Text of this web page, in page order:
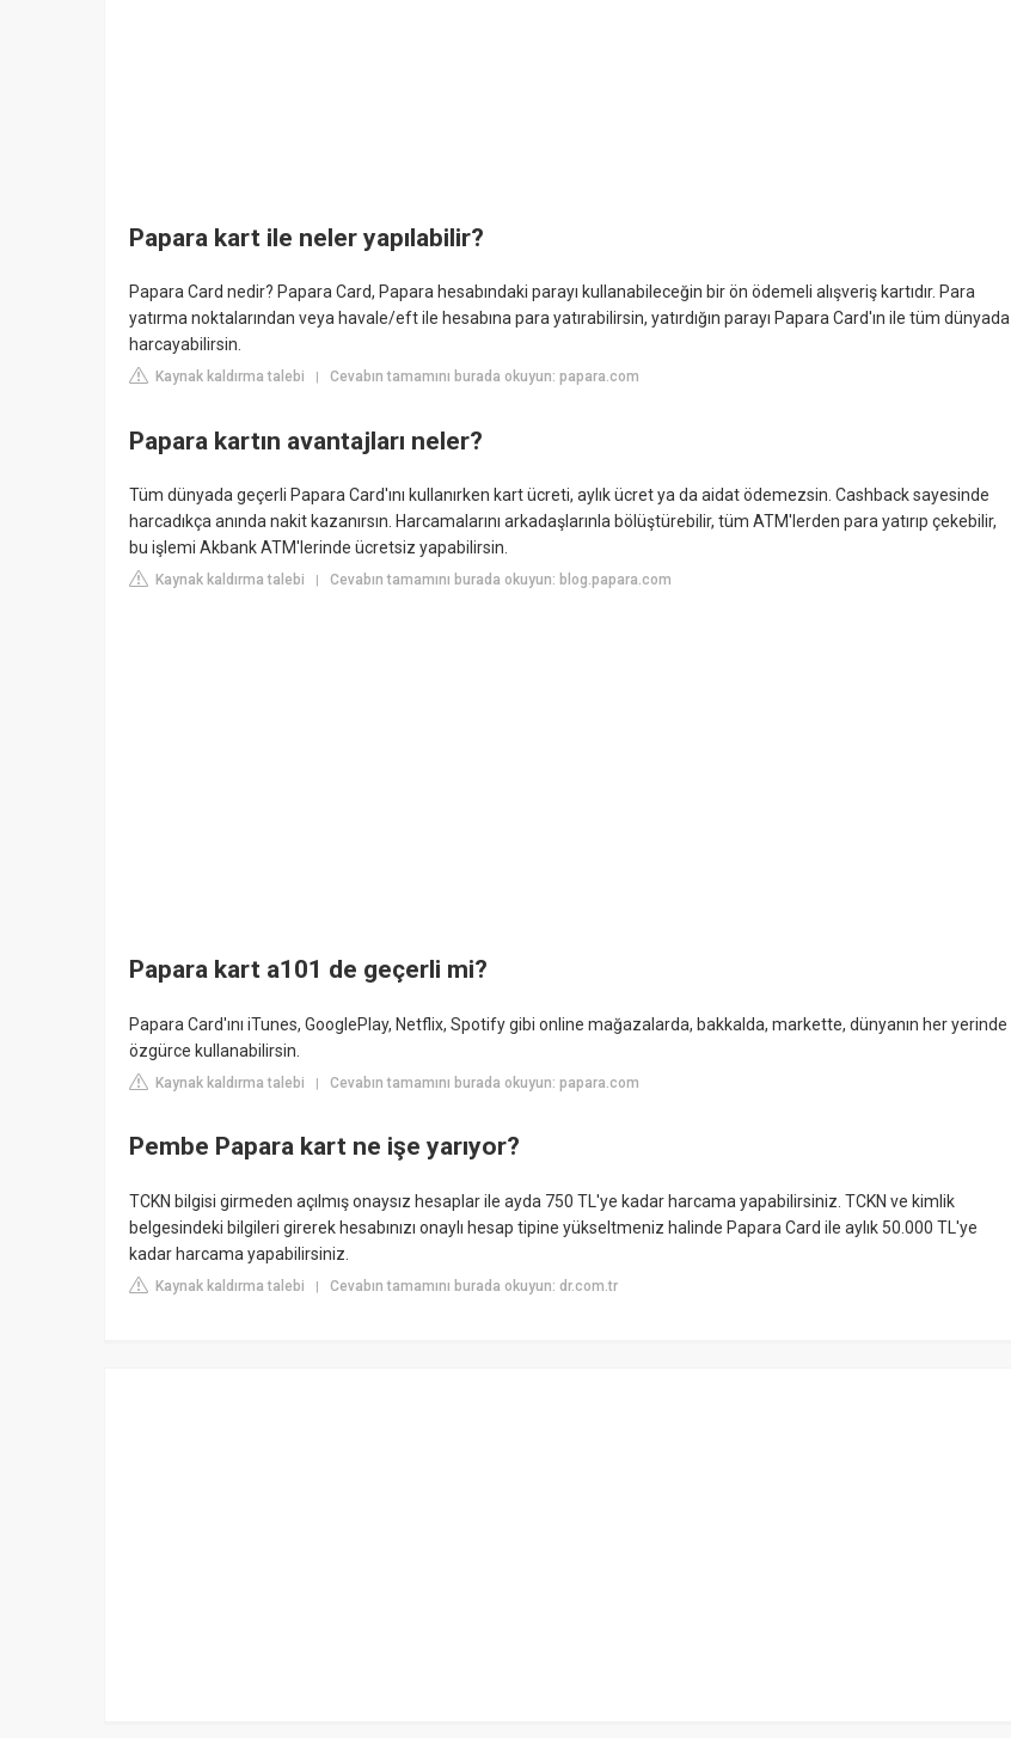
Papara kart ile neler yapılabilir?
Papara Card nedir? Papara Card, Papara hesabındaki parayı kullanabileceğin bir ön ödemeli alışveriş kartıdır. Para
yatırma noktalarından veya havale/eft ile hesabına para yatırabilirsin, yatırdığın parayı Papara Card'ın ile tüm dünyada
harcayabilirsin.
Kaynak kaldırma talebi Cevabın tamamını burada okuyun: papara.com
Papara kartın avantajları neler?
Tüm dünyada geçerli Papara Card'ını kullanırken kart ücreti, aylık ücret ya da aidat ödemezsin. Cashback sayesinde
harcadıkça anında nakit kazanırsın. Harcamalarını arkadaşlarınla bölüştürebilir, tüm ATM'lerden para yatırıp çekebilir,
bu işlemi Akbank ATM'lerinde ücretsiz yapabilirsin.
Kaynak kaldırma talebi Cevabın tamamını burada okuyun: blog.papara.com
Papara kart a101 de geçerli mi?
Papara Card'ını iTunes, GooglePlay, Netflix, Spotify gibi online mağazalarda, bakkalda, markette, dünyanın her yerinde
özgürce kullanabilirsin.
Kaynak kaldırma talebi | Cevabın tamamını burada okuyun: papara.com
Pembe Papara kart ne işe yarıyor?
TCKN bilgisi girmeden açılmış onaysız hesaplar ile ayda 750 TL'ye kadar harcama yapabilirsiniz. TCKN ve kimlik
belgesindeki bilgileri girerek hesabınızı onaylı hesap tipine yükseltmeniz halinde Papara Card ile aylık 50.000 TL'ye
kadar harcama yapabilirsiniz.
Kaynak kaldırma talebi | Cevabın tamamını burada okuyun: dr.com.tr